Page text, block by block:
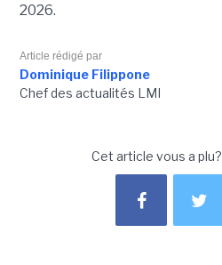
2026.
Article rédigé par
Dominique Filippone
Chef des actualités LMI
Cet article vous a plu?